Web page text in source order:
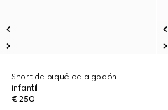
Short de piqué de algodón
infantil
€ 250